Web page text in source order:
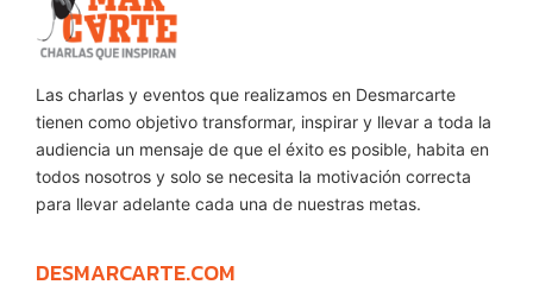
Las charlas y eventos que realizamos en Desmarcarte
tienen como objetivo transformar, inspirar y llevar a toda la
audiencia un mensaje de que el éxito es posible, habita en
todos nosotros y solo se necesita la motivación correcta
para llevar adelante cada una de nuestras metas.
DESMARCARTE.COM